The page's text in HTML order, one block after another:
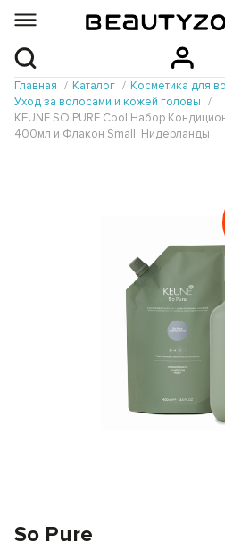
Главная Каталог
Косметика для
Уход за волосами и кожей головы
KEUNE SO PURE Cool Набор
400мл и Флакон Small, Нидерланды
So Pure